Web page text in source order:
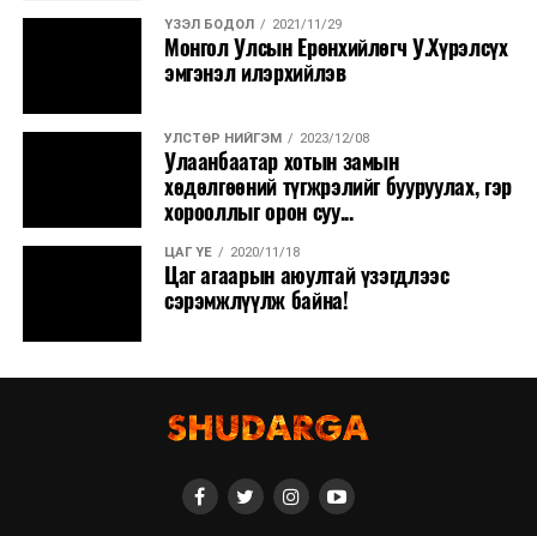
ҮЗЭЛ БОДОЛ 2021/11/29
Монгол Улсын Ерөнхийлөгч У.Хүрэлсүх
эмгэнэл илэрхийлэв
УЛСТӨР НИЙГЭМ 2023/12/08
Улаанбаатар хотын замын
хөдөлгөөний түгжрэлийг бууруулах, гэр
хорооллыг орон суу...
ЦАГ ҮЕ 2020/11/18
Цаг агаарын аюултай үзэгдлээс
сэрэмжлүүлж байна!